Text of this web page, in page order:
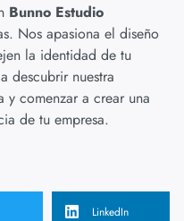
Bunno Estudio
Nos apasiona el diseño
la identidad de tu
descubrir nuestra
comenzar a crear una
de tu empresa.
LinkedIn